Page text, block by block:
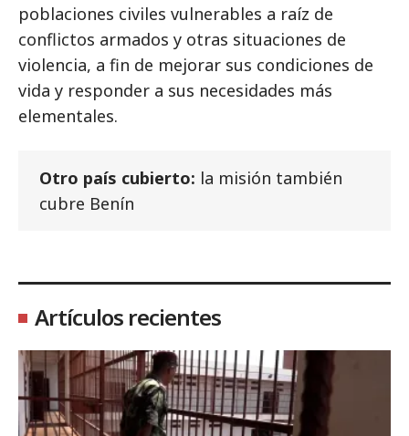
poblaciones civiles vulnerables a raíz de
conflictos armados y otras situaciones de
violencia, a fin de mejorar sus condiciones de
vida y responder a sus necesidades más
elementales.
Otro país cubierto: la misión también
cubre Benín
Artículos recientes